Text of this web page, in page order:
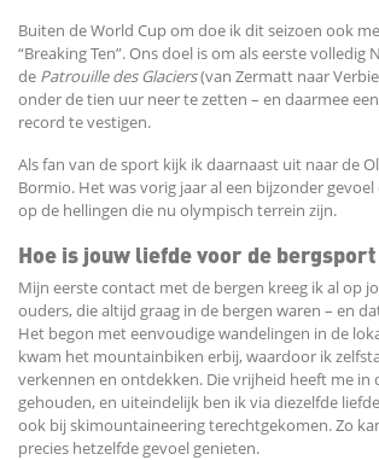
Buiten de World Cup om doe ik dit seizoen ook
“Breaking Ten”. Ons doel is om als eerste volledig
de Patrouille des Glaciers(van Zermatt naar
onder de tien uur neer te zetten – en daarmee
record te vestigen.
Als fan van de sport kijk ik daarnaast uit naar de
Bormio. Het was vorig jaar al een bijzonder
op de hellingen die nu olympisch terrein zijn.
Hoe is jouw liefde voor de
Mijn eerste contact met de bergen kreeg ik al op
ouders, die altijd graag in de bergen waren – en
Het begon met eenvoudige wandelingen in de
kwam het mountainbiken erbij, waardoor ik
verkennen en ontdekken. Die vrijheid heeft me in
gehouden, en uiteindelijk ben ik via diezelfde
ook bij skimountaineering terechtgekomen. Zo
precies hetzelfde gevoel genieten.